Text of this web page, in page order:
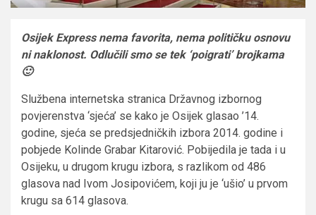
Osijek Express nema favorita, nema političku osnovu
ni naklonost. Odlučili smo se tek ‘poigrati’ brojkama
🙂
Službena internetska stranica Državnog izbornog
povjerenstva ‘sjeća’ se kako je Osijek glasao ’14.
godine, sjeća se predsjedničkih izbora 2014. godine i
pobjede Kolinde Grabar Kitarović. Pobijedila je tada i u
Osijeku, u drugom krugu izbora, s razlikom od 486
glasova nad Ivom Josipovićem, koji ju je ‘ušio’ u prvom
krugu sa 614 glasova.